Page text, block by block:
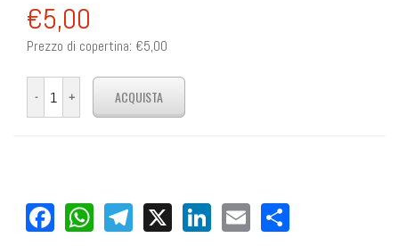
€5,00
Prezzo di copertina: €5,00
Facebook
WhatsApp
Telegram
X LinkedIn
Email